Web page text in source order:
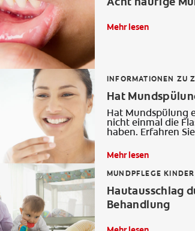
Mehr lesen
INFORMATIONEN ZU
Hat
Hat Mundspülung
nicht einmal die
haben. Erfahren
Mehr lesen
MUNDPFLEGE
Hautausschlag
Behandlung